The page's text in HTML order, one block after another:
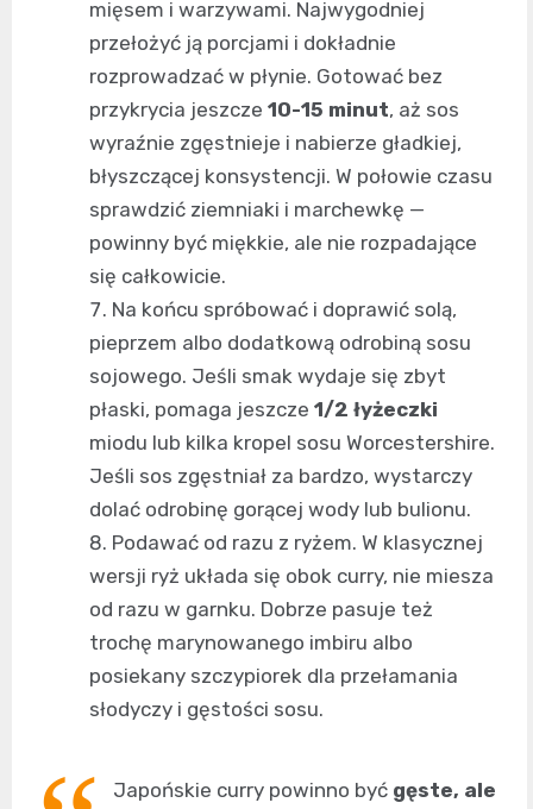
mięsem i warzywami. Najwygodniej
przełożyć ją porcjami i dokładnie
rozprowadzać w płynie. Gotować bez
przykrycia jeszcze 10-15 minut, aż sos
wyraźnie zgęstnieje i nabierze gładkiej,
błyszczącej konsystencji. W połowie czasu
sprawdzić ziemniaki i marchewkę —
powinny być miękkie, ale nie rozpadające
się całkowicie.
Na końcu spróbować i doprawić solą,
pieprzem albo dodatkową odrobiną sosu
sojowego. Jeśli smak wydaje się zbyt
płaski, pomaga jeszcze 1/2 łyżeczki
miodu lub kilka kropel sosu Worcestershire.
Jeśli sos zgęstniał za bardzo, wystarczy
dolać odrobinę gorącej wody lub bulionu.
Podawać od razu z ryżem. W klasycznej
wersji ryż układa się obok curry, nie miesza
od razu w garnku. Dobrze pasuje też
trochę marynowanego imbiru albo
posiekany szczypiorek dla przełamania
słodyczy i gęstości sosu.
Japońskie curry powinno być gęste, ale